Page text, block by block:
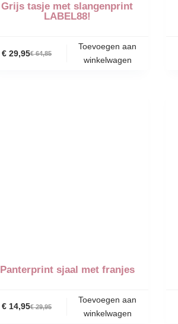
Grijs tasje met slangenprint
LABEL88!
€64,85
€ 29,95
Toevoegen aan
winkelwagen
Panterprint sjaal met franjes
€29,95
€ 14,95
Toevoegen aan
winkelwagen